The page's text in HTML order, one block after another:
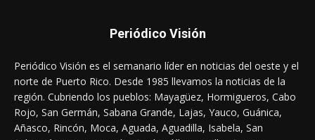
Periódico Visión
Periódico Visión es el semanario líder en noticias del oeste y el
norte de Puerto Rico. Desde 1985 llevamos la noticias de la
región. Cubriendo los pueblos: Mayagüez, Hormigueros, Cabo
Rojo, San Germán, Sabana Grande, Lajas, Yauco, Guánica,
Añasco, Rincón, Moca, Aguada, Aguadilla, Isabela, San